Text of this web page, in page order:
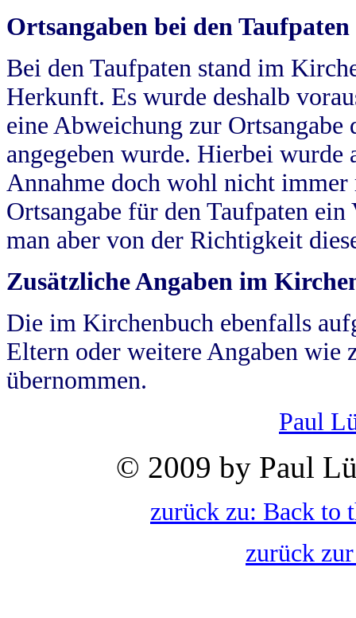
Ortsangaben bei den Taufpaten
Bei den Taufpaten stand im
Herkunft. Es wurde deshalb
eine Abweichung zur
angegeben wurde. Hierbei wurde
Annahme doch wohl nicht
Ortsangabe für den Taufpaten
man aber von der Richtigkeit
Zusätzliche Angaben im
Die im Kirchenbuch ebenfalls
Eltern oder weitere Angaben wie
übernommen.
Paul
© 2009 by Paul
zurück zu: Back to
zurück